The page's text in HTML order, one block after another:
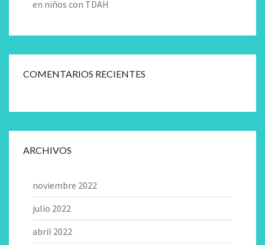
en niños con TDAH
COMENTARIOS RECIENTES
ARCHIVOS
noviembre 2022
julio 2022
abril 2022